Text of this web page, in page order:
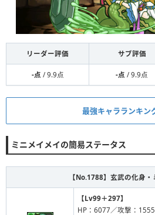
リーダー評価 サブ評価
-点 / 9.9点 -点 / 9.9点
最強キャラランキン
ミニメイメイの簡易ステータス
【No.1788】 玄武の化身・
【Lv99＋297】
HP：6077／攻撃：